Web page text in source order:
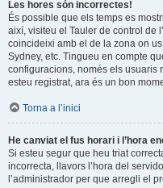
Les hores són incorrectes!
És possible que els temps es
així, visiteu el Tauler de control de
coincideixi amb el de la zona on
Sydney, etc. Tingueu en compte
configuracions, només els usuaris
esteu registrat, ara és un bon
Torna a l’inici
He canviat el fus horari i l’hora
Si esteu segur que heu triat
incorrecta, llavors l’hora del
l’administrador per que arregli el